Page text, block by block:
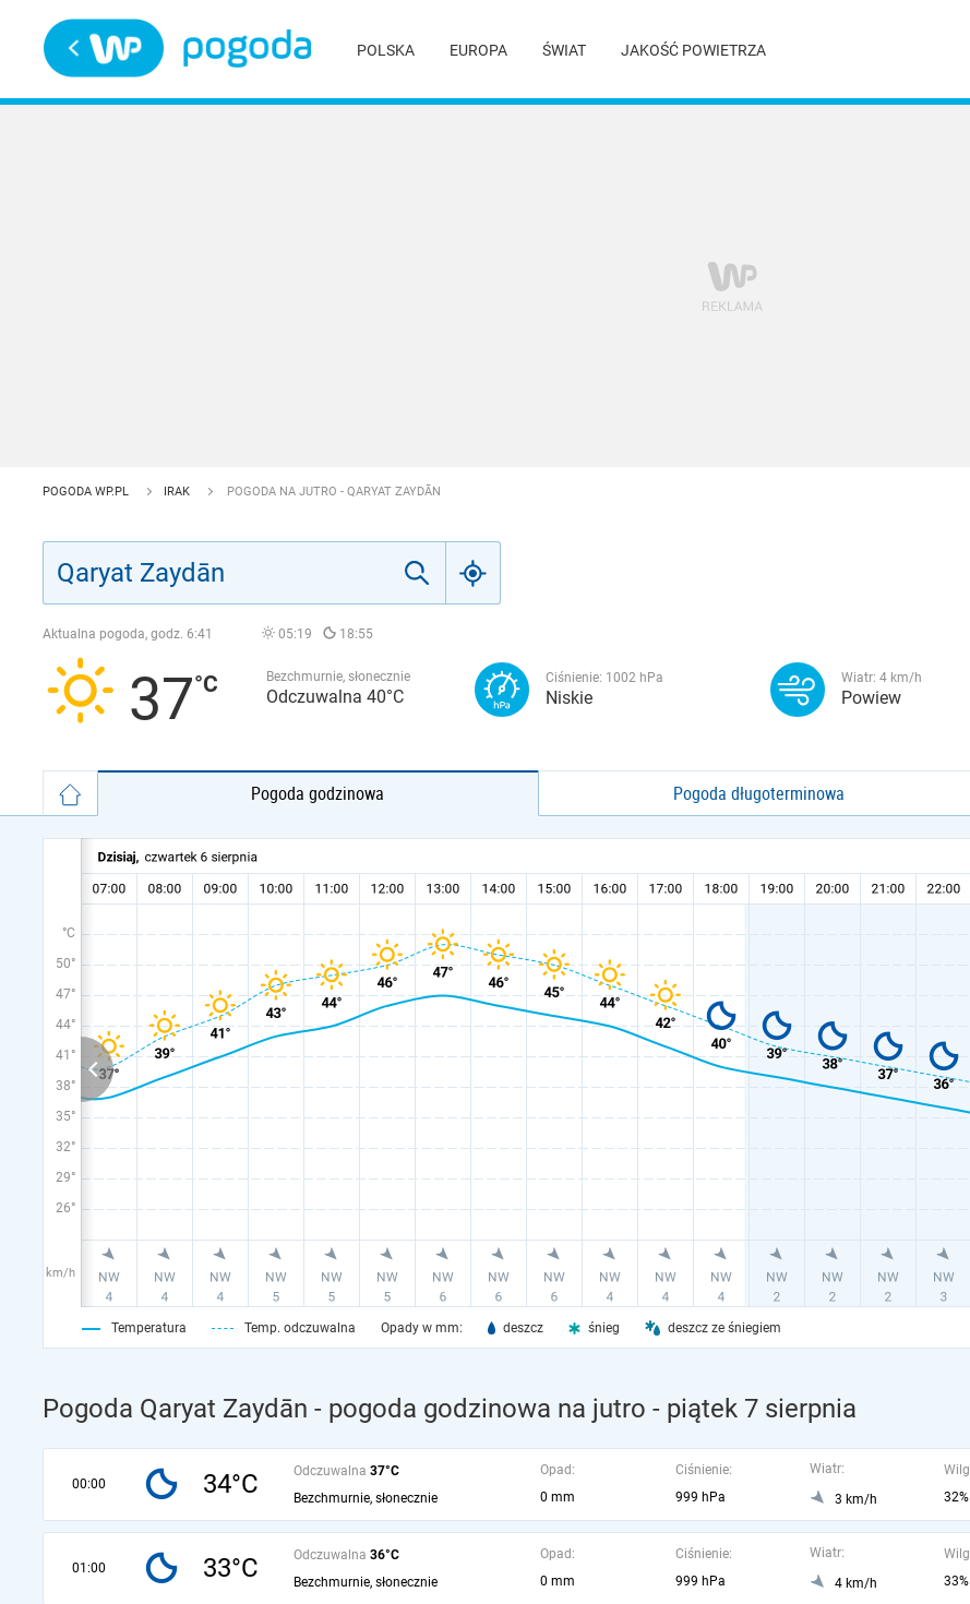
POLSKA EUROPA ŚWIAT JAKOŚĆ POWIETRZA
POGODA WP.PL IRAK POGODA NA JUTRO - QARYAT ZAYDĀN
Aktualna pogoda, godz. 6:41 05:19 18:55
37 Bezchmurnie, słonecznie
Odczuwalna 40°C
Ciśnienie: 1002 hPa
Niskie
Wiatr: 4 km/h
Powiew
Pogoda godzinowa Pogoda długoterminowa
°C
50°
47°
44°
41°
38°
35°
32°
29°
26°
km/h
Temperatura Temp. odczuwalna Opady w mm: deszcz śnieg deszcz ze śniegiem
Pogoda Qaryat Zaydān - pogoda godzinowa na jutro - piątek 7 sierpnia
00:00 34°C Odczuwalna 37°C
Bezchmurnie, słonecznie
Opad:
0 mm
Ciśnienie:
999 hPa
Wiatr:
3 km/h
32%
01:00 33°C Odczuwalna 36°C
Bezchmurnie, słonecznie
Opad:
0 mm
Ciśnienie:
999 hPa
Wiatr:
4 km/h
33%